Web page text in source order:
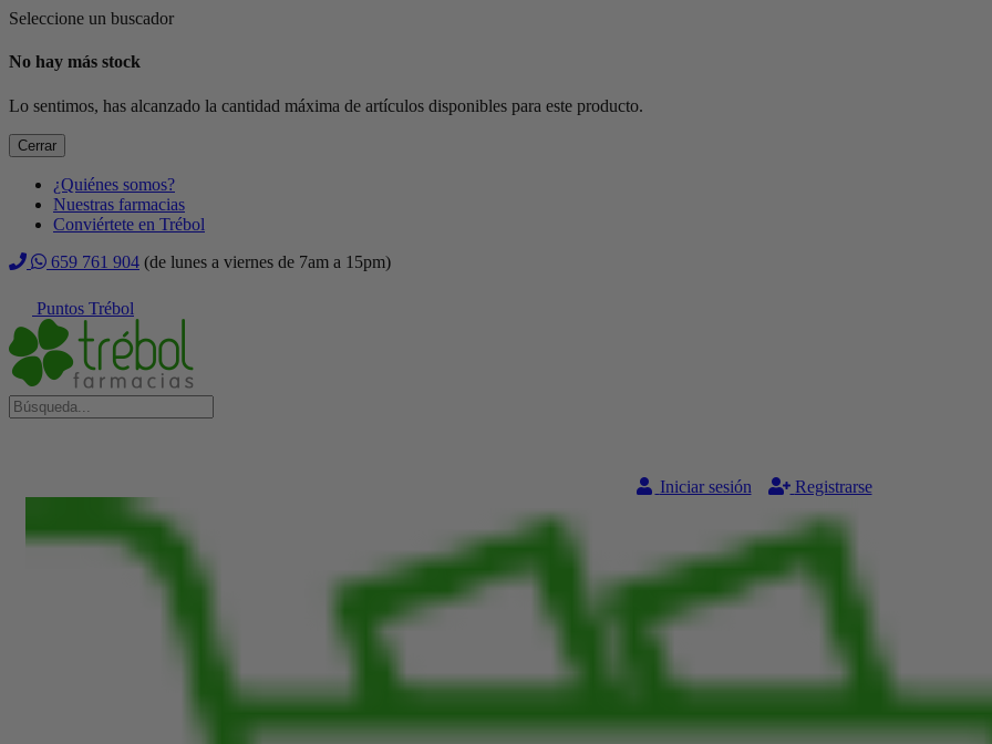
Seleccione un buscador
No hay más stock
Lo sentimos, has alcanzado la cantidad máxima de artículos disponibles para este producto.
Cerrar
¿Quiénes somos?
Nuestras farmacias
Conviértete en Trébol
659 761 904 (de lunes a viernes de 7am a 15pm)
Puntos Trébol
Iniciar sesión Registrarse